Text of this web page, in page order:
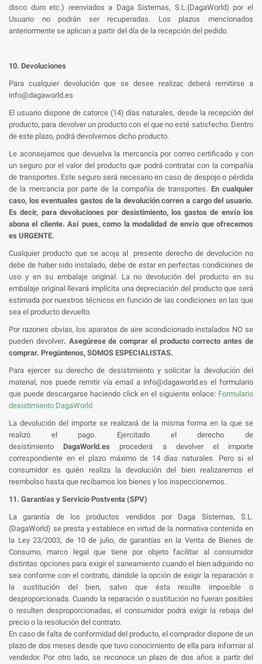
disco duro etc.) reenviados a Daga Sistemas, S.L.(DagaWorld) por el
Usuario no podrán ser recuperadas. Los plazos mencionados
anteriormente se aplican a partir del día de la recepción del pedido.
10. Devoluciones
Para cualquier devolución que se desee realizar, deberá remitirse a
info@dagaworld.es
El usuario dispone de catorce (14) días naturales, desde la recepción del
producto, para devolver un producto con el que no esté satisfecho. Dentro
de este plazo, podrá devolvernos dicho producto.
Le aconsejamos que devuelva la mercancía por correo certificado y con
un seguro por el valor del producto que podrá contratar con la compañía
de transportes. Este seguro será necesario en caso de despojo o pérdida
de la mercancía por parte de la compañía de transportes. En cualquier
caso, los eventuales gastos de la devolución corren a cargo del usuario.
Es decir, para devoluciones por desistimiento, los gastos de envío los
abona el cliente. Así pues, como la modalidad de envío que ofrecemos
es URGENTE.
Cualquier producto que se acoja al presente derecho de devolución no
debe de haber sido instalado, debe de estar en perfectas condiciones de
uso y en su embalaje original. La no devolución del producto en su
embalaje original llevará implícita una depreciación del producto que será
estimada por nuestros técnicos en función de las condiciones en las que
sea el producto devuelto.
Por razones obvias, los aparatos de aire acondicionado instalados NO se
pueden devolver. Asegúrese de comprar el producto correcto antes de
comprar. Pregúntenos, SOMOS ESPECIALISTAS.
Para ejercer su derecho de desistimiento y solicitar la devolución del
material, nos puede remitir vía email a info@dagaworld.es el formulario
que puede descargarse haciendo click en el siguiente enlace: Formulario
desistimiento DagaWorld
La devolución del importe se realizará de la misma forma en la que se
realizó el pago. Ejercitado el derecho de
desistimiento DagaWorld.es procederá a devolver el importe
correspondiente en el plazo máximo de 14 días naturales. Pero si el
consumidor es quién realiza la devolución del bien realizaremos el
reembolso hasta que recibamos los bienes y los inspeccionemos.
11. Garantías y Servicio Postventa (SPV)
La garantía de los productos vendidos por Daga Sistemas, S.L.
(DagaWorld) se presta y establece en virtud de la normativa contenida en
la Ley 23/2003, de 10 de julio, de garantías en la Venta de Bienes de
Consumo, marco legal que tiene por objeto facilitar al consumidor
distintas opciones para exigir el saneamiento cuando el bien adquirido no
sea conforme con el contrato, dándole la opción de exigir la reparación o
la sustitución del bien, salvo que ésta resulte imposible o
desproporcionada. Cuando la reparación o sustitución no fueran posibles
o resulten desproporcionadas, el consumidor podrá exigir la rebaja del
precio o la resolución del contrato.
En caso de falta de conformidad del producto, el comprador dispone de un
plazo de dos meses desde que tuvo conocimiento de ella para informar al
vendedor. Por otro lado, se reconoce un plazo de dos años a partir del